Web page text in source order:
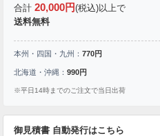
合計 20,000円(税込)以上で
送料無料
本州・四国・九州： 770円
北海道・沖縄： 990円
※平日14時までのご注文で当日出荷
御見積書 自動発行はこちら